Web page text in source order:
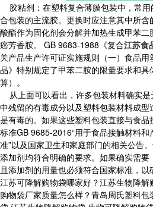
胶粘剂：在塑料复合薄膜包装中，常
合包装的主流胶。更换时应注意其中所
酸酯作为固化剂会分解并加热生成甲苯
癌芳香胺。 GB 9683-1988《复合江苏食
关产品生产许可证实施规则（一）食品
品》特别规定了甲苯二胺的限量要求和
算）。
从上面可以看出，许多包装材料确实
中残留的有毒成分以及塑料包装材料成
是有毒的。如果这些塑料包装直接与食
标准GB 9685-2016“用于食品接触材料
准”以及国家卫生和家庭部门的相关公告
添加剂均符合明确的要求。如果确实需
且添加剂的用量也必须符合国家标准，以
江苏可降解购物袋哪家好？江苏生物降
购物袋厂家质量怎么样？青岛周氏塑料